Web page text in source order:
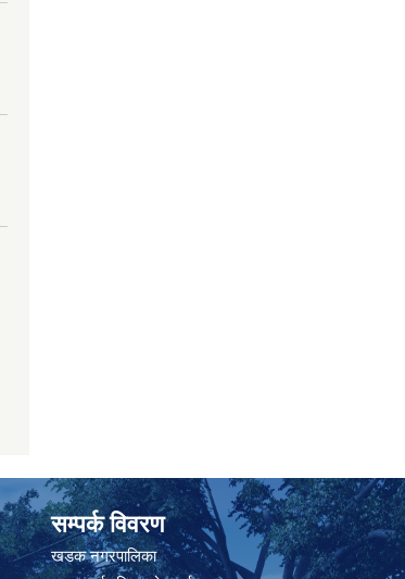
सम्पर्क विवरण
खडक नगरपालिका